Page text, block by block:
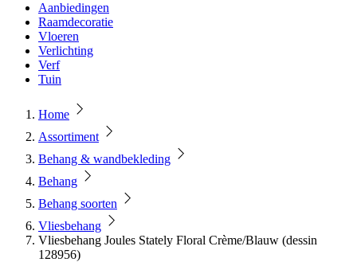
Aanbiedingen
Raamdecoratie
Vloeren
Verlichting
Verf
Tuin
Home
Assortiment
Behang & wandbekleding
Behang
Behang soorten
Vliesbehang
Vliesbehang Joules Stately Floral Crème/Blauw (dessin
128956)